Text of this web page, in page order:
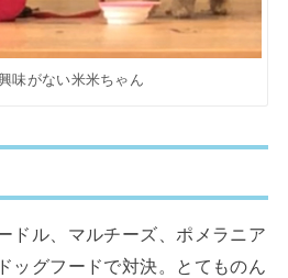
味がない米米ちゃん
ドル、マルチーズ、ポメラニア
ッグフードで対決。とてものん